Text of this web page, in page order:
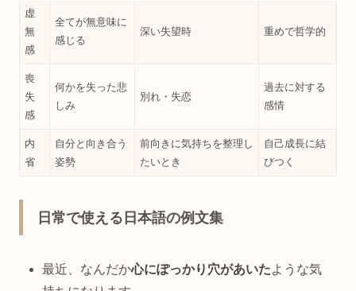
虚
無
感
全てが無意味に
感じる
深い失望時 重めで哲学的
喪
失
感
何かを失った悲
しみ
別れ・失恋
過去に対する
感情
内
省
自分と向き合う
姿勢
前向きに気持ちを整理し
たいとき
自己成長に結
びつく
日常で使える日本語の例文集
最近、なんだか心にぽっかり穴があいたような気